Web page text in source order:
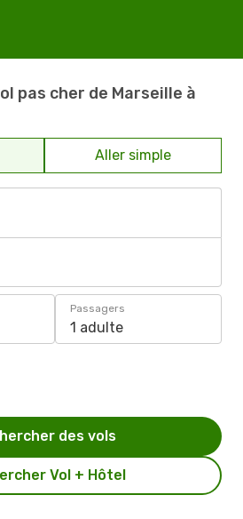
pas cher de Marseille à
Aller simple
Passagers
1 adulte
Vol + Hôtel
des vols